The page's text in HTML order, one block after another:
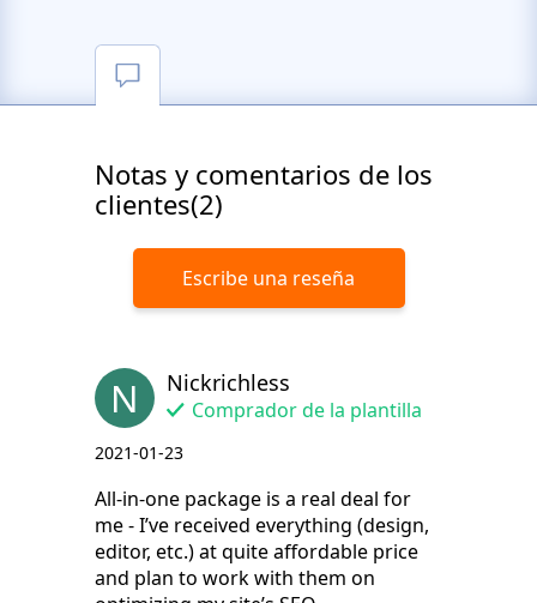
Notas y comentarios de los
clientes(2)
Escribe una reseña
N Nickrichless
Comprador de la plantilla
2021-01-23
All-in-one package is a real deal for
me - I’ve received everything (design,
editor, etc.) at quite affordable price
and plan to work with them on